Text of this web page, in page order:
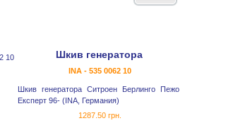
Шкив генератора
INA - 535 0062 10
Шкив генератора Ситроен Берлинго Пежо
Експерт 96- (INA, Германия)
1287.50 грн.